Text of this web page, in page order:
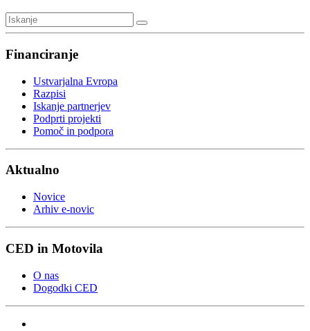
Financiranje
Ustvarjalna Evropa
Razpisi
Iskanje partnerjev
Podprti projekti
Pomoč in podpora
Aktualno
Novice
Arhiv e-novic
CED in Motovila
O nas
Dogodki CED